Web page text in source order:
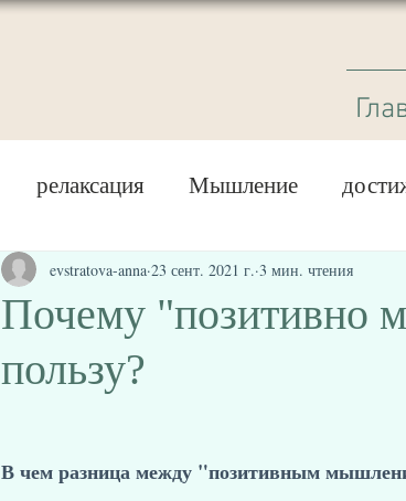
релаксация Мышление
Почему "позитивно
пользу?
evstratova-anna 23 сент. 2021 г. 3 мин. чтения
В чем разница между "позитивным